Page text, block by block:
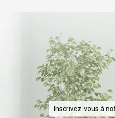
Inscrivez-vous à